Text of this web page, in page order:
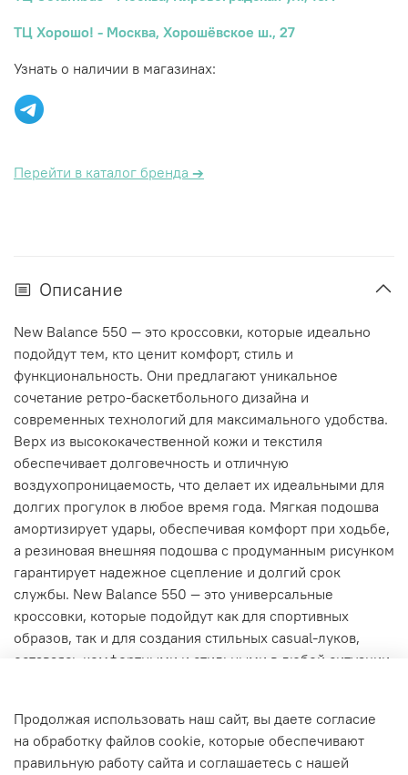
ТЦ Хорошо! - Москва, Хорошёвское ш., 27
Узнать о наличии в магазинах:
Перейти в каталог бренда →
Описание
New Balance 550 — это кроссовки, которые идеально
подойдут тем, кто ценит комфорт, стиль и
функциональность. Они предлагают уникальное
сочетание ретро-баскетбольного дизайна и
современных технологий для максимального удобства.
Верх из высококачественной кожи и текстиля
обеспечивает долговечность и отличную
воздухопроницаемость, что делает их идеальными для
долгих прогулок в любое время года. Мягкая подошва
амортизирует удары, обеспечивая комфорт при ходьбе,
а резиновая внешняя подошва с продуманным рисунком
гарантирует надежное сцепление и долгий срок
службы. New Balance 550 — это универсальные
кроссовки, которые подойдут как для спортивных
образов, так и для создания стильных casual-луков,
оставаясь комфортными и стильными в любой ситуации.
Характеристики
Продолжая использовать наш сайт, вы даете согласие
на обработку файлов cookie, которые обеспечивают
правильную работу сайта и соглашаетесь с нашей